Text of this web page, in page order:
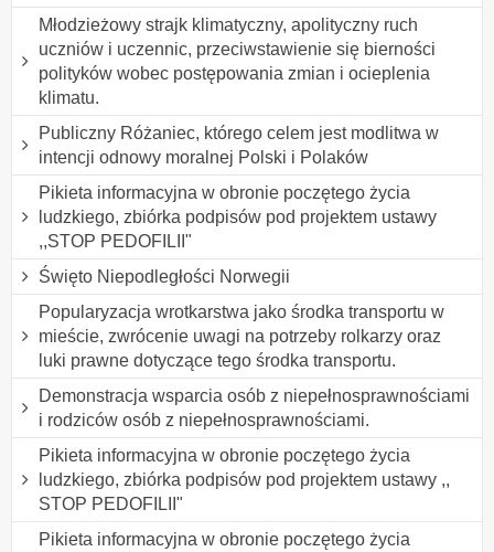
Młodzieżowy strajk klimatyczny, apolityczny ruch
uczniów i uczennic, przeciwstawienie się bierności
polityków wobec postępowania zmian i ocieplenia
klimatu.
Publiczny Różaniec, którego celem jest modlitwa w
intencji odnowy moralnej Polski i Polaków
Pikieta informacyjna w obronie poczętego życia
ludzkiego, zbiórka podpisów pod projektem ustawy
,,STOP PEDOFILII"
Święto Niepodległości Norwegii
Popularyzacja wrotkarstwa jako środka transportu w
mieście, zwrócenie uwagi na potrzeby rolkarzy oraz
luki prawne dotyczące tego środka transportu.
Demonstracja wsparcia osób z niepełnosprawnościami
i rodziców osób z niepełnosprawnościami.
Pikieta informacyjna w obronie poczętego życia
ludzkiego, zbiórka podpisów pod projektem ustawy ,,
STOP PEDOFILII"
Pikieta informacyjna w obronie poczętego życia